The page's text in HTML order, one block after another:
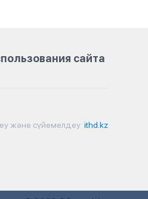
сайта
және сүйемелдеу ithd.kz